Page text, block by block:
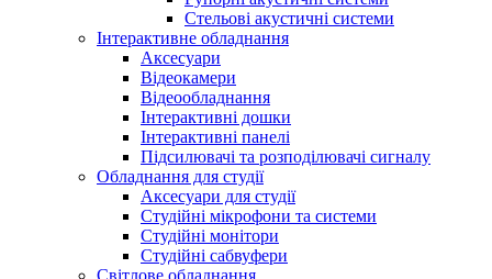
Стельові акустичні системи
Інтерактивне обладнання
Аксесуари
Відеокамери
Відеообладнання
Інтерактивні дошки
Інтерактивні панелі
Підсилювачі та розподілювачі сигналу
Обладнання для студії
Аксесуари для студії
Студійні мікрофони та системи
Студійні монітори
Студійні сабвуфери
Світлове обладнання